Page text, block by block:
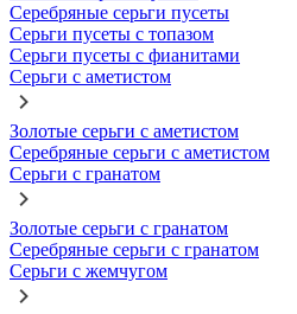
Серебряные серьги пусеты
Серьги пусеты с топазом
Серьги пусеты с фианитами
Серьги с аметистом
Золотые серьги с аметистом
Серебряные серьги с аметистом
Серьги с гранатом
Золотые серьги с гранатом
Серебряные серьги с гранатом
Серьги с жемчугом